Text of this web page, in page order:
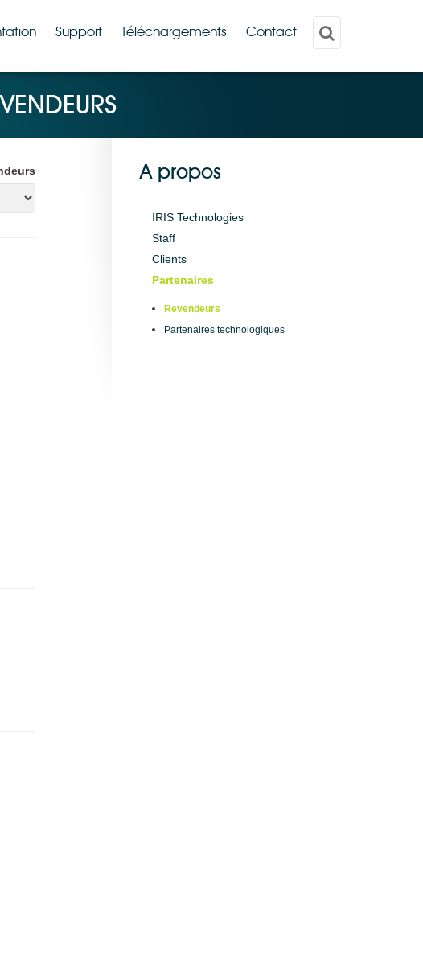
Support Téléchargements Contact
A propos
IRIS Technologies
Staff
Clients
Partenaires
Revendeurs
Partenaires technologiques